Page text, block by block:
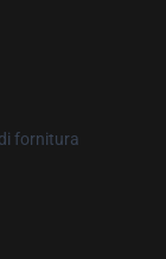
fornitura